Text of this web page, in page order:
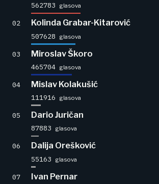
562783 glasova
02 Kolinda Grabar-Kitarović
507628 glasova
03 Miroslav Škoro
465704 glasova
04 Mislav Kolakušić
111916 glasova
05 Dario Juričan
87883 glasova
06 Dalija Orešković
55163 glasova
07 Ivan Pernar